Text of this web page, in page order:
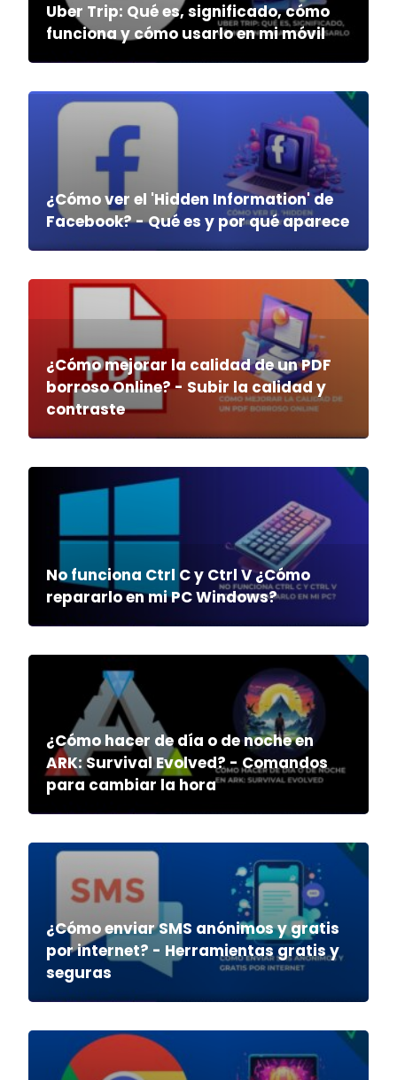
Uber Trip: Qué es, significado, cómo
funciona y cómo usarlo en mi móvil
¿Cómo ver el 'Hidden Information' de
Facebook? - Qué es y por qué aparece
¿Cómo mejorar la calidad de un PDF
borroso Online? - Subir la calidad y
contraste
No funciona Ctrl C y Ctrl V ¿Cómo
repararlo en mi PC Windows?
¿Cómo hacer de día o de noche en
ARK: Survival Evolved? - Comandos
para cambiar la hora
¿Cómo enviar SMS anónimos y gratis
por internet? - Herramientas gratis y
seguras